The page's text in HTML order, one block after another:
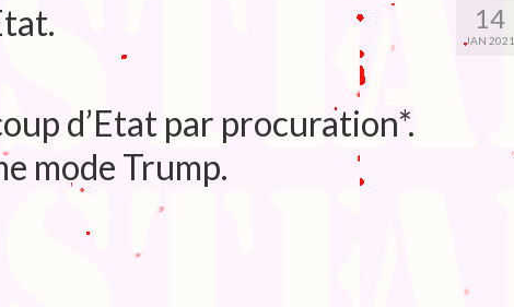
14
JAN 2021
d’Etat par procuration*.
mode Trump.